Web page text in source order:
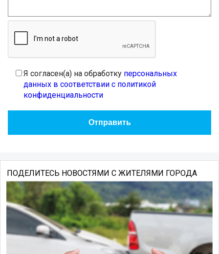
Я согласен(а) на обработку персональных
данных в соответствии с политикой
конфиденциальности
ПОДЕЛИТЕСЬ НОВОСТЯМИ С ЖИТЕЛЯМИ ГОРОДА